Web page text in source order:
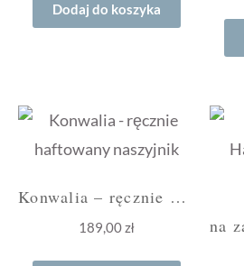
Dodaj do koszyka
Konwalia – ręcznie haftowany naszyjnik
189,00zł